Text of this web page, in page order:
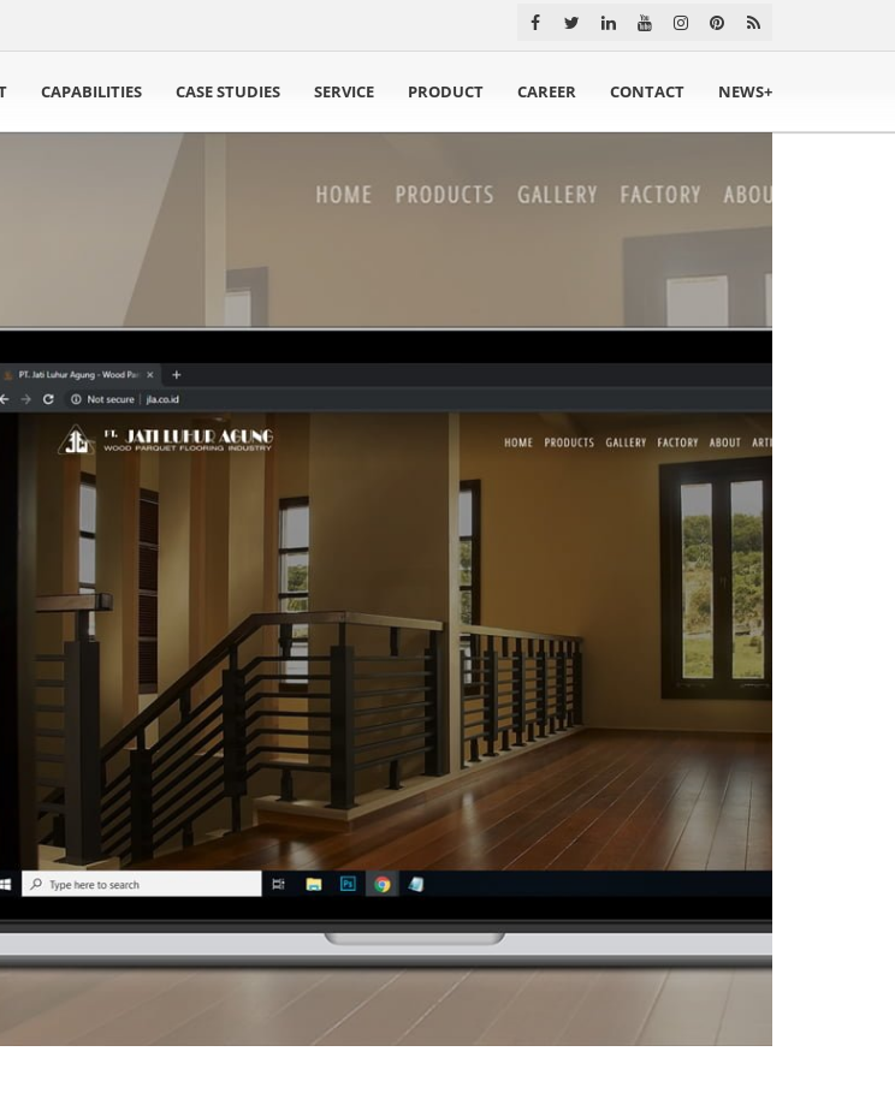
CAPABILITIES CASE STUDIES SERVICE PRODUCT CAREER CONTACT NEWS+